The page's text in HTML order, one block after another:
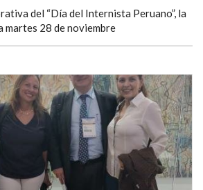
del “Día del Internista Peruano”, la
martes 28 de noviembre